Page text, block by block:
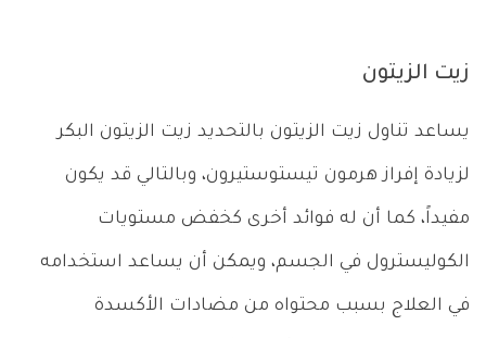
زيت الزيتون
يساعد تناول زيت الزيتون بالتحديد زيت الزيتون البكر
لزيادة إفراز هرمون تيستوستيرون، وبالتالي قد يكون
مفيداً، كما أن له فوائد أخرى كخفض مستويات
الكوليسترول في الجسم، ويمكن أن يساعد استخدامه
في العلاج بسبب محتواه من مضادات الأكسدة